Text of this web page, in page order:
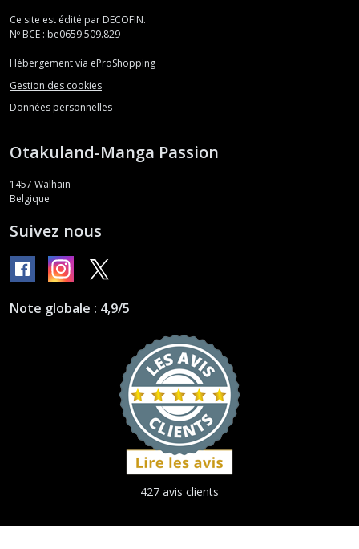
Ce site est édité par DECOFIN.
Nº BCE : be0659.509.829
Hébergement via eProShopping
Gestion des cookies
Données personnelles
Otakuland-Manga Passion
1457 Walhain
Belgique
Suivez nous
Note globale : 4,9/5
427 avis clients